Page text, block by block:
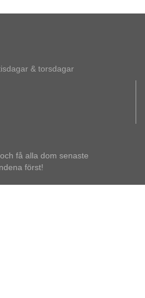
& torsdagar
få alla dom senaste
först!